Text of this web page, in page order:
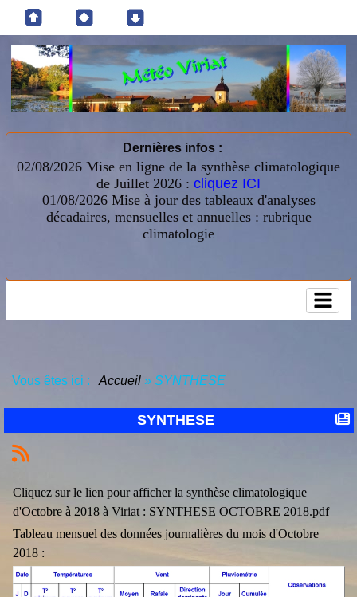
Dernières infos :
02/08/2026 Mise en ligne de la synthèse climatologique
de Juillet 2026 : cliquez ICI
01/08/2026 Mise à jour des tableaux d'analyses
décadaires, mensuelles et annuelles : rubrique
climatologie
Vous êtes ici : Accueil » SYNTHESE
SYNTHESE
Cliquez sur le lien pour afficher la synthèse climatologique
d'Octobre à 2018 à Viriat : SYNTHESE OCTOBRE 2018.pdf
Tableau mensuel des données journalières du mois d'Octobre
2018 :